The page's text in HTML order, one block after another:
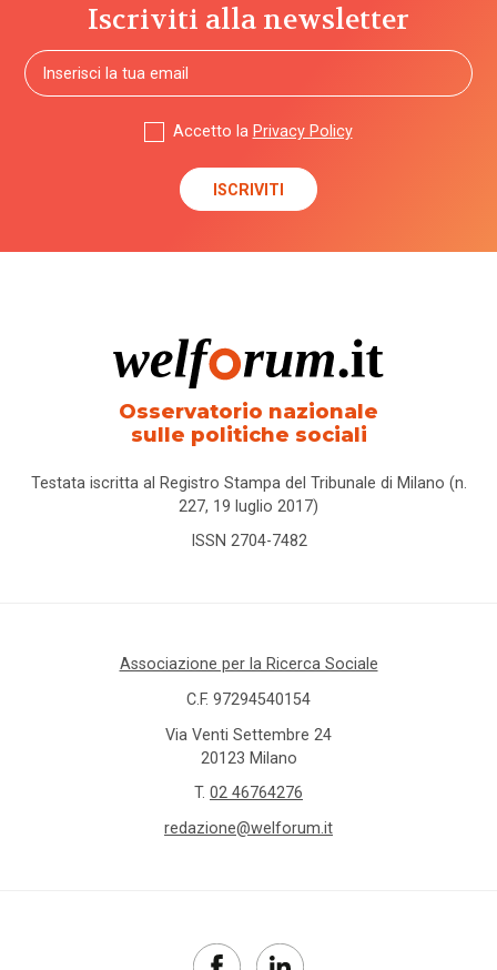
Iscriviti alla newsletter
Accetto la Privacy Policy
Osservatorio nazionale
sulle politiche sociali
Testata iscritta al Registro Stampa del Tribunale di Milano (n.
227, 19 luglio 2017)
ISSN 2704-7482
Associazione per la Ricerca Sociale
C.F. 97294540154
Via Venti Settembre 24
20123 Milano
T. 02 46764276
redazione@welforum.it